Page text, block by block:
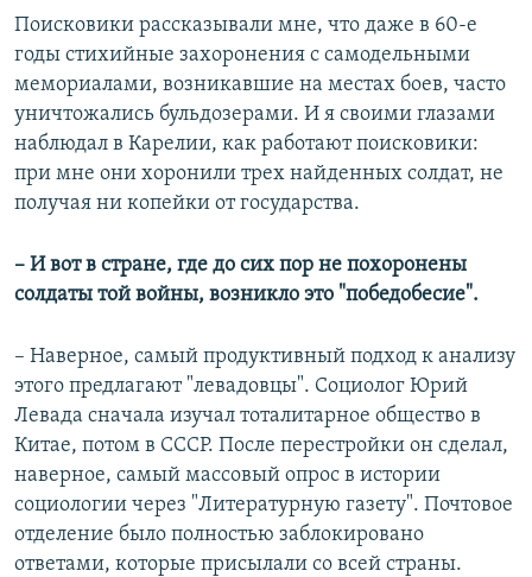
Поисковики рассказывали мне, что даже в 60-е
годы стихийные захоронения с самодельными
мемориалами, возникавшие на местах боев, часто
уничтожались бульдозерами. И я своими глазами
наблюдал в Карелии, как работают поисковики:
при мне они хоронили трех найденных солдат, не
получая ни копейки от государства.
– И вот в стране, где до сих пор не похоронены
солдаты той войны, возникло это "победобесие".
– Наверное, самый продуктивный подход к анализу
этого предлагают "левадовцы". Социолог Юрий
Левада сначала изучал тоталитарное общество в
Китае, потом в СССР. После перестройки он сделал,
наверное, самый массовый опрос в истории
социологии через "Литературную газету". Почтовое
отделение было полностью заблокировано
ответами, которые присылали со всей страны.